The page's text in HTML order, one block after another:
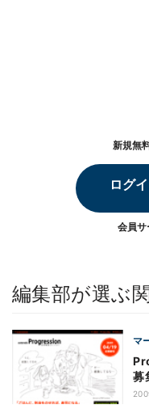
新規無
ログ
会員サ
編集部が選ぶ
マ
募